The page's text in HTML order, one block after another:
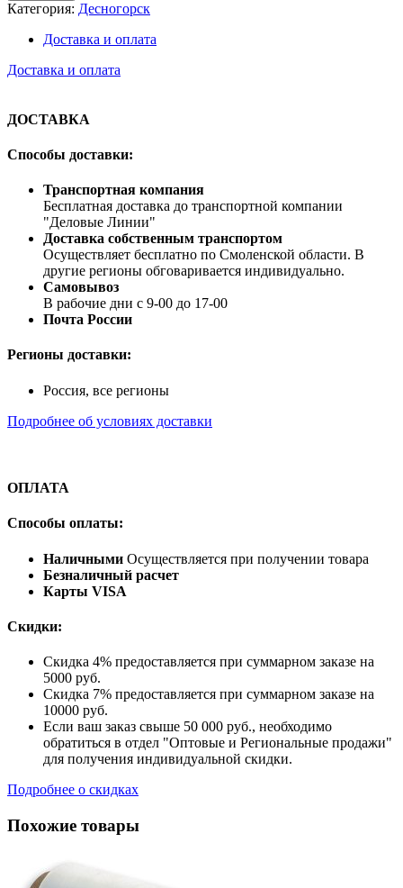
Категория: Десногорск
Доставка и оплата
Доставка и оплата
ДОСТАВКА
Способы доставки:
Транспортная компания
Бесплатная доставка до транспортной компании
"Деловые Линии"
Доставка собственным транспортом
Осуществляет бесплатно по Смоленской области. В
другие регионы обговаривается индивидуально.
Самовывоз
В рабочие дни с 9-00 до 17-00
Почта России
Регионы доставки:
Россия, все регионы
Подробнее об условиях доставки
ОПЛАТА
Способы оплаты:
Наличными Осуществляется при получении товара
Безналичный расчет
Карты VISA
Скидки:
Скидка 4% предоставляется при суммарном заказе на
5000 руб.
Скидка 7% предоставляется при суммарном заказе на
10000 руб.
Если ваш заказ свыше 50 000 руб., необходимо
обратиться в отдел "Оптовые и Региональные продажи"
для получения индивидуальной скидки.
Подробнее о скидках
Похожие товары